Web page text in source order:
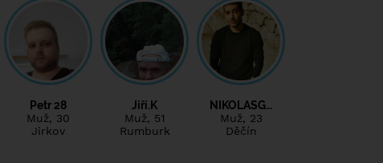
Petr 28
Muž, 30
Jirkov
Jiří.K
Muž, 51
Rumburk
NIKOLASG…
Muž, 23
Děčín